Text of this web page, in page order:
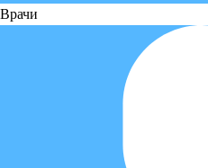
Врачи